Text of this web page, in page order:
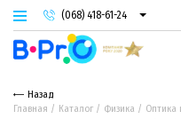
(068) 418-61-24
(093) 974-66-94
(095) 987-29-55
Назад
Главная
Каталог Физика
Оптика